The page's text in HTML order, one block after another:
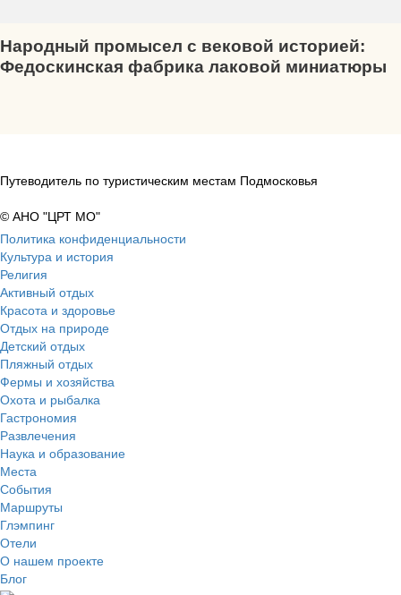
Народный промысел с вековой историей:
Федоскинская фабрика лаковой миниатюры
Путеводитель по туристическим местам Подмосковья
© АНО "ЦРТ МО"
Политика конфиденциальности
Культура и история
Религия
Активный отдых
Красота и здоровье
Отдых на природе
Детский отдых
Пляжный отдых
Фермы и хозяйства
Охота и рыбалка
Гастрономия
Развлечения
Наука и образование
Места
События
Маршруты
Глэмпинг
Отели
О нашем проекте
Блог